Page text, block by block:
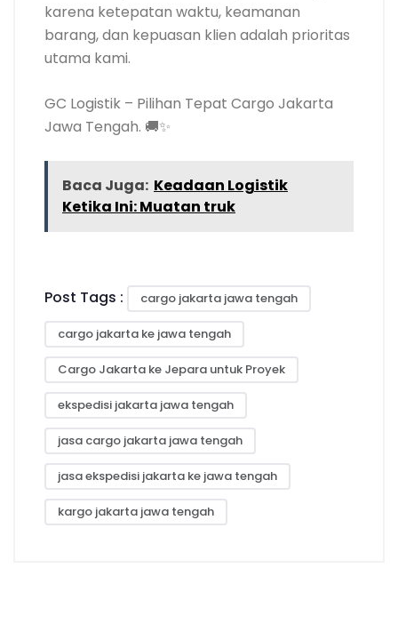
karena ketepatan waktu, keamanan
barang, dan kepuasan klien adalah prioritas
utama kami.
GC Logistik – Pilihan Tepat Cargo Jakarta
Jawa Tengah. 🚚✨
Baca Juga: Keadaan Logistik
Ketika Ini: Muatan truk
Post Tags : cargo jakarta jawa tengah
cargo jakarta ke jawa tengah
Cargo Jakarta ke Jepara untuk Proyek
ekspedisi jakarta jawa tengah
jasa cargo jakarta jawa tengah
jasa ekspedisi jakarta ke jawa tengah
kargo jakarta jawa tengah